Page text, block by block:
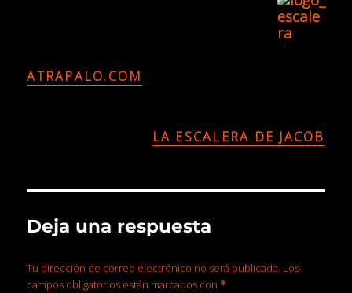
ATRAPALO.COM
LA ESCALERA DE JACOB
Deja una respuesta
Tu dirección de correo electrónico no será publicada. Los
campos obligatorios están marcados con *